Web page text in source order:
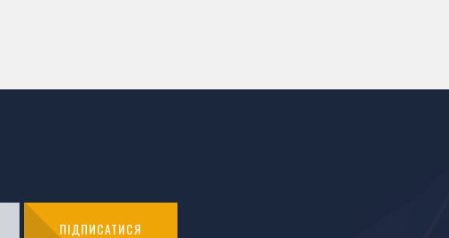
ПІДПИСАТИСЯ